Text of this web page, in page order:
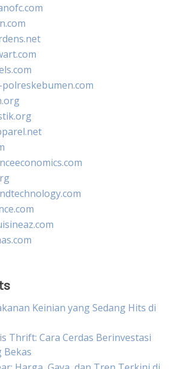
Keinian yang Sedang Hits di
Thrift: Cara Cerdas Berinvestasi
Bekas